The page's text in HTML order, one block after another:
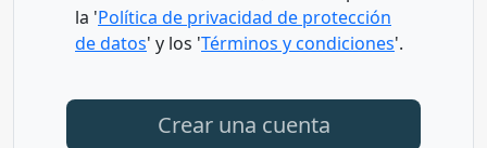
la 'Política de privacidad de protección
de datos' y los 'Términos y condiciones'.
Crear una cuenta